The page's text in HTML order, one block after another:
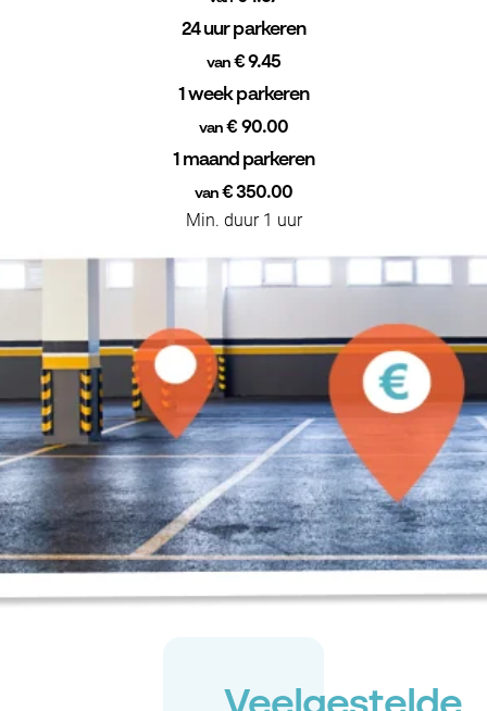
24 uur parkeren
van€ 9.45
1 week parkeren
van € 90.00
1 maand parkeren
van€ 350.00
Min. duur 1 uur